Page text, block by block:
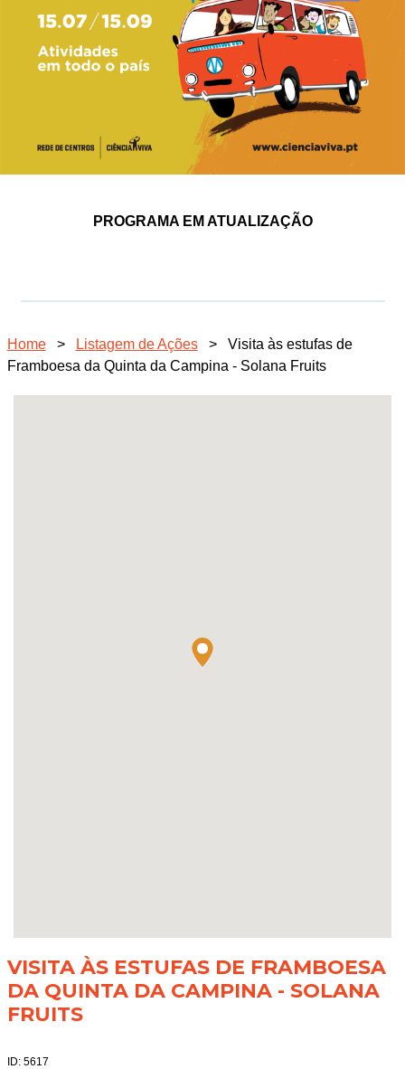
PROGRAMA EM ATUALIZAÇÃO
Home > Listagem de Ações >
Visita às estufas de
Framboesa da Quinta da Campina - Solana Fruits
VISITA ÀS ESTUFAS DE FRAMBOESA
DA QUINTA DA CAMPINA - SOLANA
FRUITS
ID: 5617